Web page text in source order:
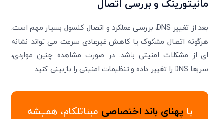
مانیتورینگ و بررسی اتصال
بعد از تغییر DNS، بررسی عملکرد و اتصال کنسول بسیار مهم است.
هرگونه اتصال مشکوک یا کاهش غیرعادی سرعت می تواند نشانه
ای از مشکلات امنیتی باشد. در صورت مشاهده چنین مواردی،
سریعا DNS را تغییر داده و تنظیمات امنیتی را بازبینی کنید.
با پهنای باند اختصاصی مبناتلکام، همیشه